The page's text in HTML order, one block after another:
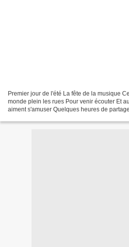
Premier jour de l'été La fête de la musique
monde plein les rues Pour venir écouter Et
aiment s'amuser Quelques heures de